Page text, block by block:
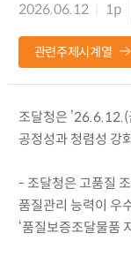
2026.06.12
1p
관련주제시계열
조달청은
공정성과 청렴성 강
- 조달청은 고품질
품질관리 능력이 우
‘품질보증조달물품